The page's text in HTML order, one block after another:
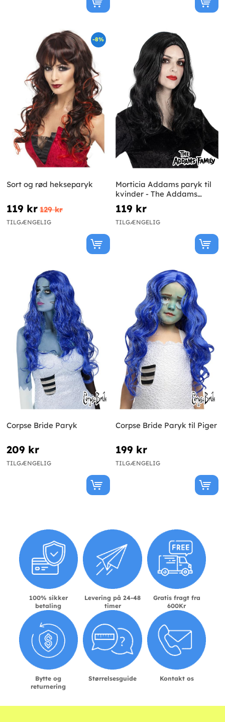
-8%
Sort og rød hekseparyk
119 kr 129 kr
TILGÆNGELIG
Morticia Addams paryk til
kvinder - The Addams
Family
119 kr
TILGÆNGELIG
Corpse Bride Paryk
209 kr
TILGÆNGELIG
Corpse Bride Paryk til Piger
199 kr
TILGÆNGELIG
100% sikker
betaling
Levering på 24-48
timer
Gratis fragt fra
600Kr
Bytte og
returnering
Størrelsesguide Kontakt os